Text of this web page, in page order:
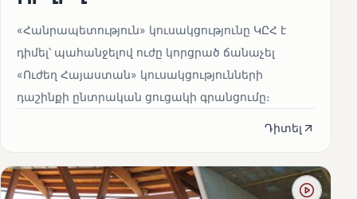
«Հանրապետություն» կուսակցությունը ԿԸՀ է
դիմել՝ պահանջելով ուժը կորցրած ճանաչել
«Ուժեղ Հայաստան» կուսակցությունների
դաշինքի ընտրական ցուցակի գրանցումը։
Դիտել